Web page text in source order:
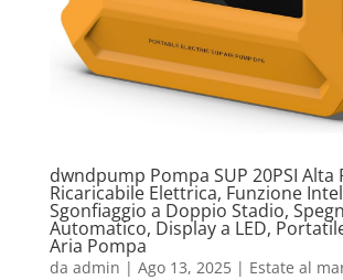
dwndpump Pompa SUP 20PSI Alta
Ricaricabile Elettrica, Funzione
Sgonfiaggio a Doppio Stadio,
Automatico, Display a LED,
Aria Pompa
da admin | Ago 13, 2025| Estate al